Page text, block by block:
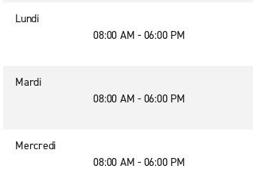
Lundi
08:00 AM - 06:00 PM
Mardi
08:00 AM - 06:00 PM
Mercredi
08:00 AM - 06:00 PM